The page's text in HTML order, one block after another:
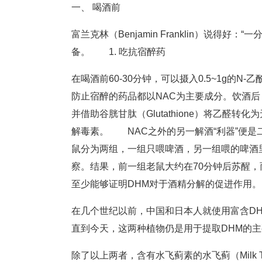
一、 喝酒前
富兰克林（Benjamin Franklin）说得好：“一
备。 1. 吃抗宿醉药
在喝酒前60-30分钟，可以摄入0.5~1g的N-
防止宿醉的药品都以NAC为主要成分。饮酒
并借助谷胱甘肽（Glutathione）将乙醛转化
解毒素。 NAC之外的另一解酒“利器”便是
鼠分为两组，一组只喂啤酒，另一组喂的啤
察。结果，前一组老鼠大约在70分钟后苏醒
至少能够证明DHM对于酒精分解的促进作用。
在几个世纪以前，中国和日本人就使用富含
直到今天，这两种植物仍是用于提取DHM
除了以上两者，含有水飞蓟素的水飞蓟（